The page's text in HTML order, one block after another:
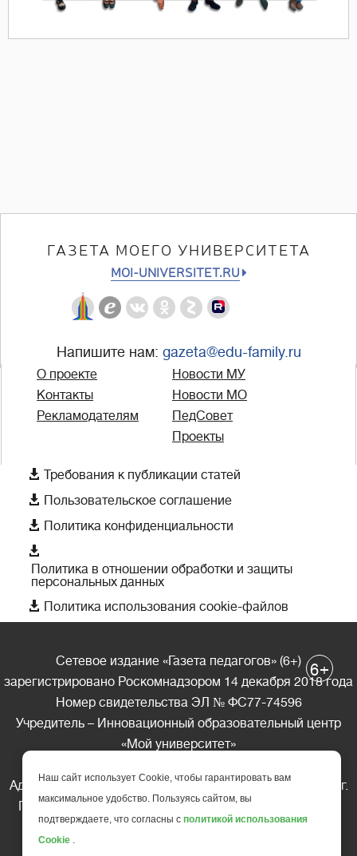
ГАЗЕТА МОЕГО УНИВЕРСИТЕТА
MOI-UNIVERSITET.RU
Напишите нам: gazeta@edu-family.ru
О проекте
Контакты
Рекламодателям
Новости МУ
Новости МО
ПедСовет
Проекты
 Требования к публикации статей
 Пользовательское соглашение
 Политика конфиденциальности

Политика в отношении обработки и защиты
персональных данных
 Политика использования cookie-файлов
Сетевое издание «Газета педагогов» (6+)
зарегистрировано Роскомнадзором 14 декабря 2018 года
Номер свидетельства ЭЛ № ФС77-74596
Учредитель – Инновационный образовательный центр
«Мой университет»
Адрес редакции: 185035 Россия, Республика Карелия, г.
Петрозаводск, ул. Фридриха Энгельса д.10, офис 211
Телефон редакции: +7 (499) 685-10-45
6+
Наш сайт использует Cookie, чтобы гарантировать вам
максимальное удобство. Пользуясь сайтом, вы
подтверждаете, что согласны с политикой использования
Cookie .